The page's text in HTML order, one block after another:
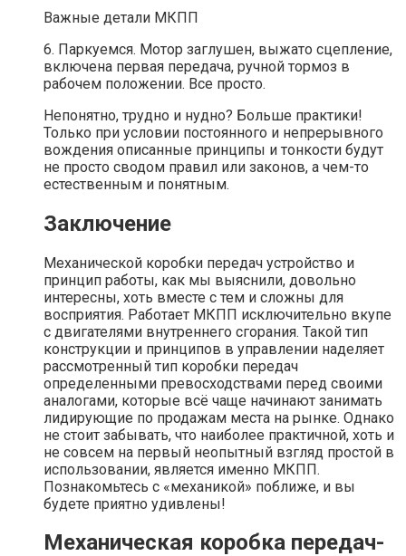
Важные детали МКПП
6. Паркуемся. Мотор заглушен, выжато сцепление,
включена первая передача, ручной тормоз в
рабочем положении. Все просто.
Непонятно, трудно и нудно? Больше практики!
Только при условии постоянного и непрерывного
вождения описанные принципы и тонкости будут
не просто сводом правил или законов, а чем-то
естественным и понятным.
Заключение
Механической коробки передач устройство и
принцип работы, как мы выяснили, довольно
интересны, хоть вместе с тем и сложны для
восприятия. Работает МКПП исключительно вкупе
с двигателями внутреннего сгорания. Такой тип
конструкции и принципов в управлении наделяет
рассмотренный тип коробки передач
определенными превосходствами перед своими
аналогами, которые всё чаще начинают занимать
лидирующие по продажам места на рынке. Однако
не стоит забывать, что наиболее практичной, хоть и
не совсем на первый неопытный взгляд простой в
использовании, является именно МКПП.
Познакомьтесь с «механикой» поближе, и вы
будете приятно удивлены!
Механическая коробка передач-